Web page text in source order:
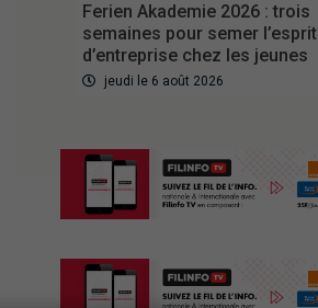
Ferien Akademie 2026 : trois
semaines pour semer l’esprit
d’entreprise chez les jeunes
jeudi le 6 août 2026